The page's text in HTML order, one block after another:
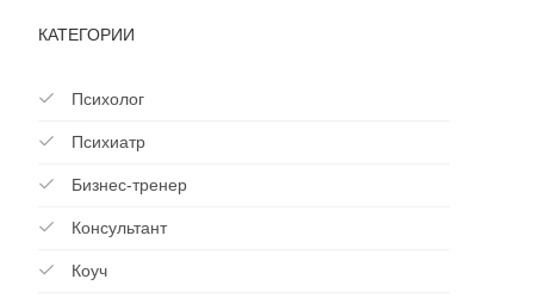
КАТЕГОРИИ
Психолог
Психиатр
Бизнес-тренер
Консультант
Коуч